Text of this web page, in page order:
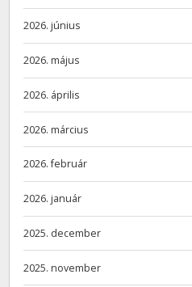
2026. június
2026. május
2026. április
2026. március
2026. február
2026. január
2025. december
2025. november